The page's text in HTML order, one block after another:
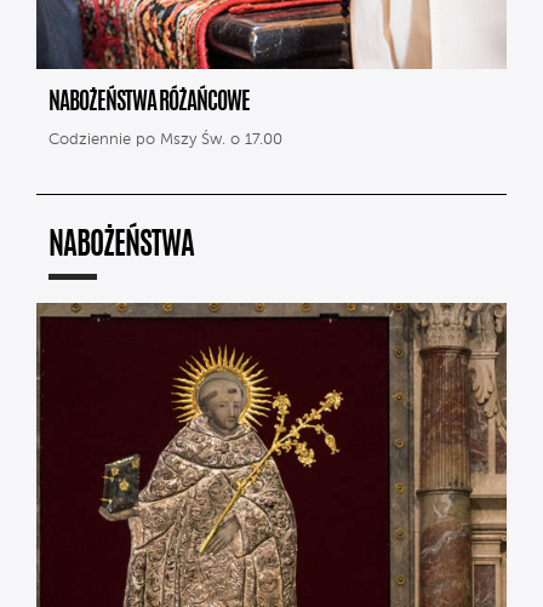
NABOŻEŃSTWA RÓŻAŃCOWE
Codziennie po Mszy Św. o 17.00
NABOŻEŃSTWA